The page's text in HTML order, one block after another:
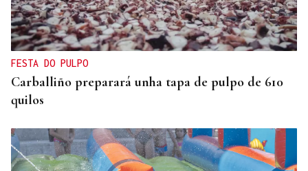
FESTA DO PULPO
Carballiño preparará unha tapa de pulpo de 610
quilos